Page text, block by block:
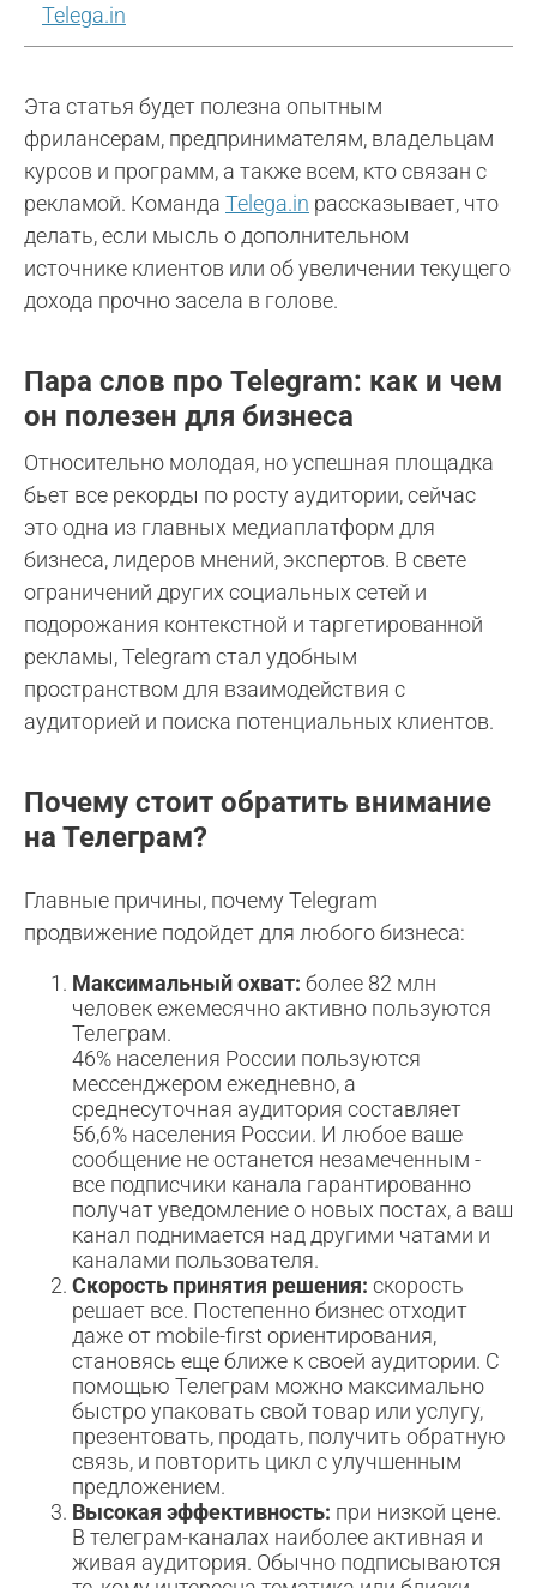
Telega.in
Эта статья будет полезна опытным
фрилансерам, предпринимателям, владельцам
курсов и программ, а также всем, кто связан с
рекламой. Команда Telega.in рассказывает, что
делать, если мысль о дополнительном
источнике клиентов или об увеличении текущего
дохода прочно засела в голове.
Пара слов про Telegram: как и чем
он полезен для бизнеса
Относительно молодая, но успешная площадка
бьет все рекорды по росту аудитории, сейчас
это одна из главных медиаплатформ для
бизнеса, лидеров мнений, экспертов. В свете
ограничений других социальных сетей и
подорожания контекстной и таргетированной
рекламы, Telegram стал удобным
пространством для взаимодействия с
аудиторией и поиска потенциальных клиентов.
Почему стоит обратить внимание
на Телеграм?
Главные причины, почему Telegram
продвижение подойдет для любого бизнеса:
Максимальный охват: более 82 млн
человек ежемесячно активно пользуются
Телеграм.
46% населения России пользуются
мессенджером ежедневно, а
среднесуточная аудитория составляет
56,6% населения России. И любое ваше
сообщение не останется незамеченным -
все подписчики канала гарантированно
получат уведомление о новых постах, а ваш
канал поднимается над другими чатами и
каналами пользователя.
Скорость принятия решения: скорость
решает все. Постепенно бизнес отходит
даже от mobile-first ориентирования,
становясь еще ближе к своей аудитории. С
помощью Телеграм можно максимально
быстро упаковать свой товар или услугу,
презентовать, продать, получить обратную
связь, и повторить цикл с улучшенным
предложением.
Высокая эффективность: при низкой цене.
В телеграм-каналах наиболее активная и
живая аудитория. Обычно подписываются